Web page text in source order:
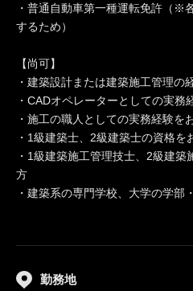
・普通自動車第一種運転免許（※
するため）
【尚可】
・建築設計または建築施工管理の
・CADオペレーターとしての実務
・施工の職人としての実務経験を
・1級建築士、2級建築士の資格を
・1級建築施工管理技士、2級建
方
・建築系の専門学校、大学の学部
勤務地